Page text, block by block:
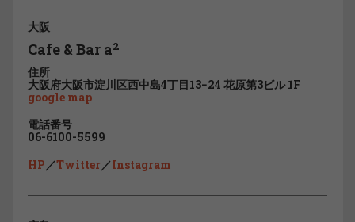
大阪
Cafe & Bar a2
住所
大阪府大阪市淀川区西中島4丁目13−24 花原第3ビル 1F
google map
電話番号
06-6100-5599
HP ／Twitter／Instagram